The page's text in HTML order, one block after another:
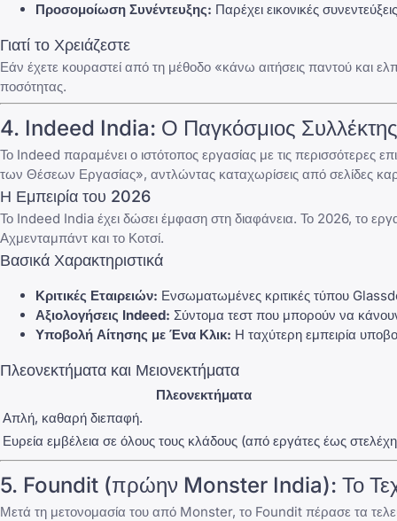
Προσομοίωση Συνέντευξης: Παρέχει εικονικές
Γιατί το Χρειάζεστε
Εάν έχετε κουραστεί από τη μέθοδο «κάνω αιτήσεις παντού και
ποσότητας.
4. Indeed India: Ο Παγκόσμιος Συλλέκτης
Το Indeed παραμένει ο ιστότοπος εργασίας με τις περισσότερες
των Θέσεων Εργασίας», αντλώντας καταχωρίσεις από σελίδες
Η Εμπειρία του 2026
Το Indeed India έχει δώσει έμφαση στη διαφάνεια. Το 2026, το
Αχμενταμπάντ και το Κοτσί.
Βασικά Χαρακτηριστικά
Κριτικές Εταιρειών: Ενσωματωμένες κριτικές τύπου
Αξιολογήσεις Indeed: Σύντομα τεστ που μπορούν να κάνουν
Υποβολή Αίτησης με Ένα Κλικ: Η ταχύτερη εμπειρία
Πλεονεκτήματα και Μειονεκτήματα
Πλεονεκτήματα
Απλή, καθαρή διεπαφή.
Ευρεία εμβέλεια σε όλους τους κλάδους (από εργάτες έως
5. Foundit (πρώην Monster India): Το
Μετά τη μετονομασία του από Monster, το Foundit πέρασε τα